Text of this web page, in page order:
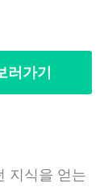
러가기
지식을 얻는